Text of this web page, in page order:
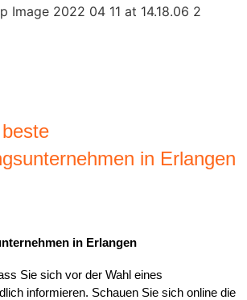
in Erlangen
in Erlangen
Sie sich vor der Wahl eines
informieren. Schauen Sie sich online die